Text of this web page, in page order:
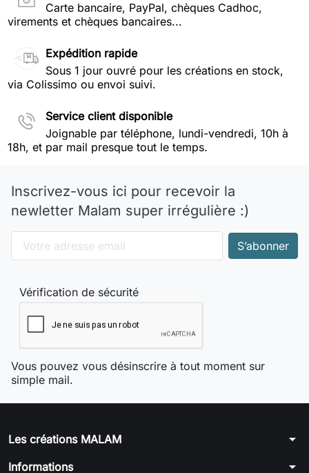
Carte bancaire, PayPal, chèques Cadhoc,
virements et chèques bancaires...
Expédition rapide
Sous 1 jour ouvré pour les créations en stock,
via Colissimo ou envoi suivi.
Service client disponible
Joignable par téléphone, lundi-vendredi, 10h à
18h, et par mail presque tout le temps.
Inscrivez-vous ici pour recevoir la
newletter Malam super irrégulière :)
Vérification de sécurité
Vous pouvez vous désinscrire à tout moment sur
simple mail.
Les créations MALAM arrow_drop_down
Informations arrow_drop_down